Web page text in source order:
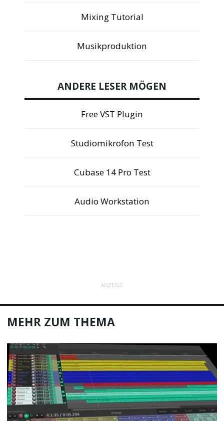
Mixing Tutorial
Musikproduktion
ANDERE LESER MÖGEN
Free VST Plugin
Studiomikrofon Test
Cubase 14 Pro Test
Audio Workstation
ANZEIGE
MEHR ZUM THEMA